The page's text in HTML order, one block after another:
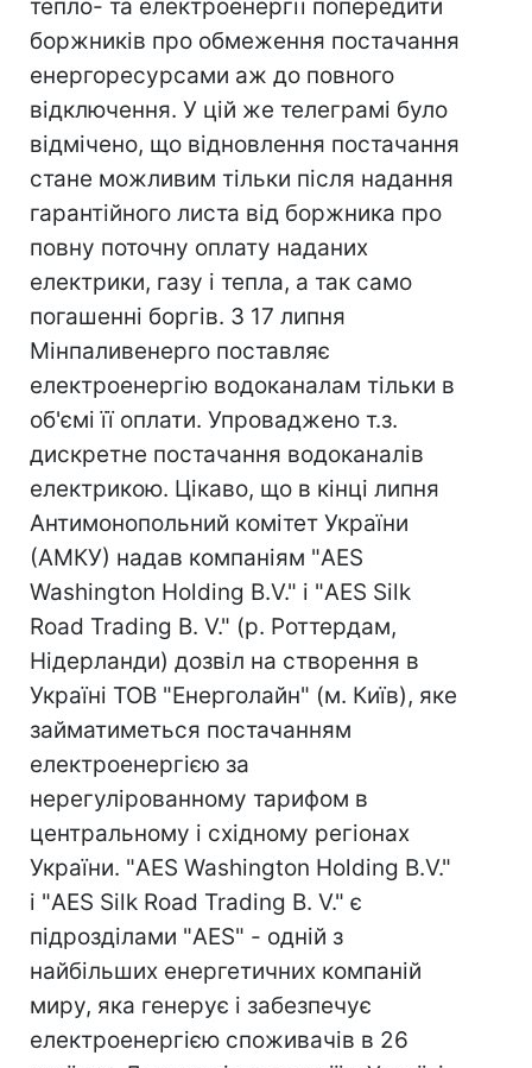
тепло- та електроенергії попередити
боржників про обмеження постачання
енергоресурсами аж до повного
відключення. У цій же телеграмі було
відмічено, що відновлення постачання
стане можливим тільки після надання
гарантійного листа від боржника про
повну поточну оплату наданих
електрики, газу і тепла, а так само
погашенні боргів. З 17 липня
Мінпаливенерго поставляє
електроенергію водоканалам тільки в
об'ємі її оплати. Упроваджено т.з.
дискретне постачання водоканалів
електрикою. Цікаво, що в кінці липня
Антимонопольний комітет України
(АМКУ) надав компаніям "AES
Washington Holding B.V." і "AES Silk
Road Trading B. V." (р. Роттердам,
Нідерланди) дозвіл на створення в
Україні ТОВ "Енерголайн" (м. Київ), яке
займатиметься постачанням
електроенергією за
нерегулірованному тарифом в
центральному і східному регіонах
України. "AES Washington Holding B.V."
і "AES Silk Road Trading B. V." є
підрозділами "AES" - одній з
найбільших енергетичних компаній
миру, яка генерує і забезпечує
електроенергією споживачів в 26